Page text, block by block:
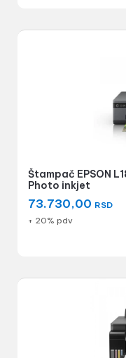
Štampač EPSON
Photo inkjet
73.730,00 RSD
+ 20% pdv